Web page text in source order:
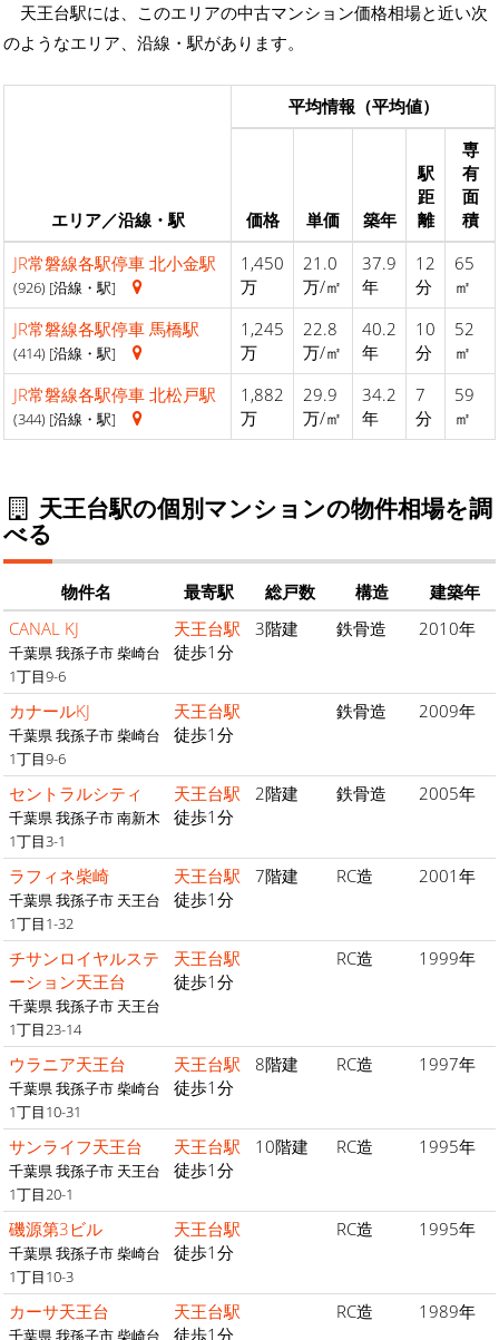
天王台駅には、このエリアの中古マンション価格相場と近い次
のようなエリア、沿線・駅があります。
エリア／沿線・駅
平均情報（平均値）
価格 単価 築年
駅
距
離
専
有
面
積
JR常磐線各駅停車 北小金駅
(926) [沿線・駅]
1,450
万
21.0
万/㎡
37.9
年
12
分
65
㎡
JR常磐線各駅停車 馬橋駅
(414) [沿線・駅]
1,245
万
22.8
万/㎡
40.2
年
10
分
52
㎡
JR常磐線各駅停車 北松戸駅
(344) [沿線・駅]
1,882
万
29.9
万/㎡
34.2
年
7
分
59
㎡
天王台駅の個別マンションの物件相場を調
べる
物件名 最寄駅 総戸数 構造
建築年
CANAL KJ
千葉県 我孫子市 柴崎台
1丁目9-6
天王台駅
徒歩1分
3階建 鉄骨造 2010年
カナールKJ
千葉県 我孫子市 柴崎台
1丁目9-6
天王台駅
徒歩1分
鉄骨造 2009年
セントラルシティ
千葉県 我孫子市 南新木
1丁目3-1
天王台駅
徒歩1分
2階建 鉄骨造 2005年
ラフィネ柴崎
千葉県 我孫子市 天王台
1丁目1-32
天王台駅
徒歩1分
7階建 RC造 2001年
チサンロイヤルステ
ーション天王台
千葉県 我孫子市 天王台
1丁目23-14
天王台駅
徒歩1分
RC造 1999年
ウラニア天王台
千葉県 我孫子市 柴崎台
1丁目10-31
天王台駅
徒歩1分
8階建 RC造 1997年
サンライフ天王台
千葉県 我孫子市 天王台
1丁目20-1
天王台駅
徒歩1分
10階建 RC造 1995年
磯源第3ビル
千葉県 我孫子市 柴崎台
1丁目10-3
天王台駅
徒歩1分
RC造 1995年
カーサ天王台
千葉県 我孫子市 柴崎台
天王台駅
徒歩1分
RC造 1989年